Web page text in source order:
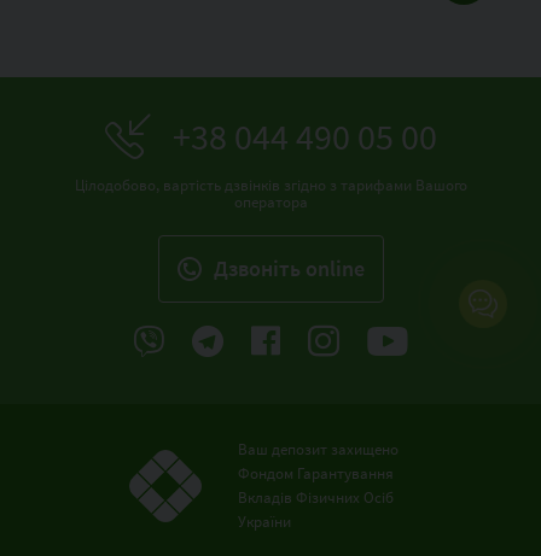
+38 044 490 05 00
Цілодобово, вартість дзвінків згідно з тарифами Вашого
оператора
Дзвонiть online
Ваш депозит захищено
Фондом Гарантування
Вкладів Фізичних Осіб
України